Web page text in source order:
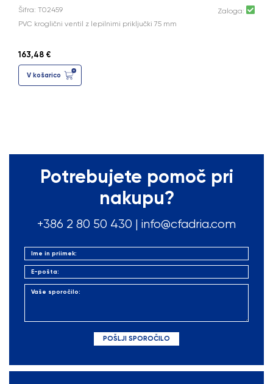
Šifra: T02459
Zaloga:
PVC kroglični ventil z lepilnimi priključki 75 mm
163,48 €
V košarico
Potrebujete pomoč pri
nakupu?
+386 2 80 50 430 | info@cfadria.com